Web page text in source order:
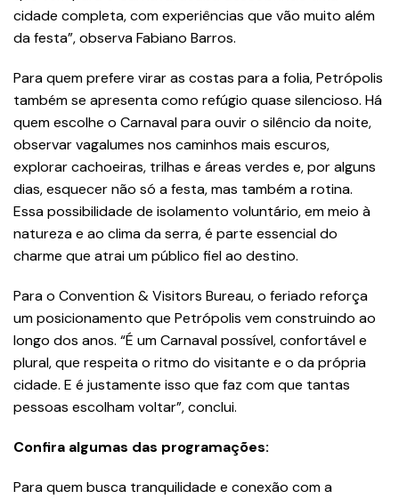
cidade completa, com experiências que vão muito além
da festa”, observa Fabiano Barros.
Para quem prefere virar as costas para a folia, Petrópolis
também se apresenta como refúgio quase silencioso. Há
quem escolhe o Carnaval para ouvir o silêncio da noite,
observar vagalumes nos caminhos mais escuros,
explorar cachoeiras, trilhas e áreas verdes e, por alguns
dias, esquecer não só a festa, mas também a rotina.
Essa possibilidade de isolamento voluntário, em meio à
natureza e ao clima da serra, é parte essencial do
charme que atrai um público fiel ao destino.
Para o Convention & Visitors Bureau, o feriado reforça
um posicionamento que Petrópolis vem construindo ao
longo dos anos. “É um Carnaval possível, confortável e
plural, que respeita o ritmo do visitante e o da própria
cidade. E é justamente isso que faz com que tantas
pessoas escolham voltar”, conclui.
Confira algumas das programações:
Para quem busca tranquilidade e conexão com a